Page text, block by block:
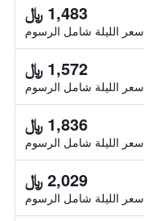
1,483 ﷼
سعر الليلة شامل الرسوم
1,572 ﷼
سعر الليلة شامل الرسوم
1,836 ﷼
سعر الليلة شامل الرسوم
2,029 ﷼
سعر الليلة شامل الرسوم